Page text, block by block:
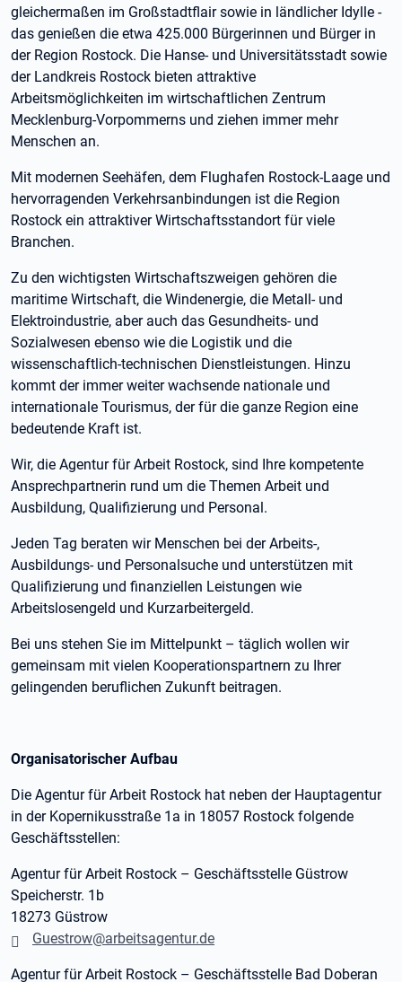
gleichermaßen im Großstadtflair sowie in ländlicher Idylle -
das genießen die etwa 425.000 Bürgerinnen und Bürger in
der Region Rostock. Die Hanse- und Universitätsstadt sowie
der Landkreis Rostock bieten attraktive
Arbeitsmöglichkeiten im wirtschaftlichen Zentrum
Mecklenburg-Vorpommerns und ziehen immer mehr
Menschen an.
Mit modernen Seehäfen, dem Flughafen Rostock-Laage und
hervorragenden Verkehrsanbindungen ist die Region
Rostock ein attraktiver Wirtschaftsstandort für viele
Branchen.
Zu den wichtigsten Wirtschaftszweigen gehören die
maritime Wirtschaft, die Windenergie, die Metall- und
Elektroindustrie, aber auch das Gesundheits- und
Sozialwesen ebenso wie die Logistik und die
wissenschaftlich-technischen Dienstleistungen. Hinzu
kommt der immer weiter wachsende nationale und
internationale Tourismus, der für die ganze Region eine
bedeutende Kraft ist.
Wir, die Agentur für Arbeit Rostock, sind Ihre kompetente
Ansprechpartnerin rund um die Themen Arbeit und
Ausbildung, Qualifizierung und Personal.
Jeden Tag beraten wir Menschen bei der Arbeits-,
Ausbildungs- und Personalsuche und unterstützen mit
Qualifizierung und finanziellen Leistungen wie
Arbeitslosengeld und Kurzarbeitergeld.
Bei uns stehen Sie im Mittelpunkt – täglich wollen wir
gemeinsam mit vielen Kooperationspartnern zu Ihrer
gelingenden beruflichen Zukunft beitragen.
Organisatorischer Aufbau
Die Agentur für Arbeit Rostock hat neben der Hauptagentur
in der Kopernikusstraße 1a in 18057 Rostock folgende
Geschäftsstellen:
Agentur für Arbeit Rostock – Geschäftsstelle Güstrow
Speicherstr. 1b
18273 Güstrow
Guestrow@arbeitsagentur.de
Agentur für Arbeit Rostock – Geschäftsstelle Bad Doberan